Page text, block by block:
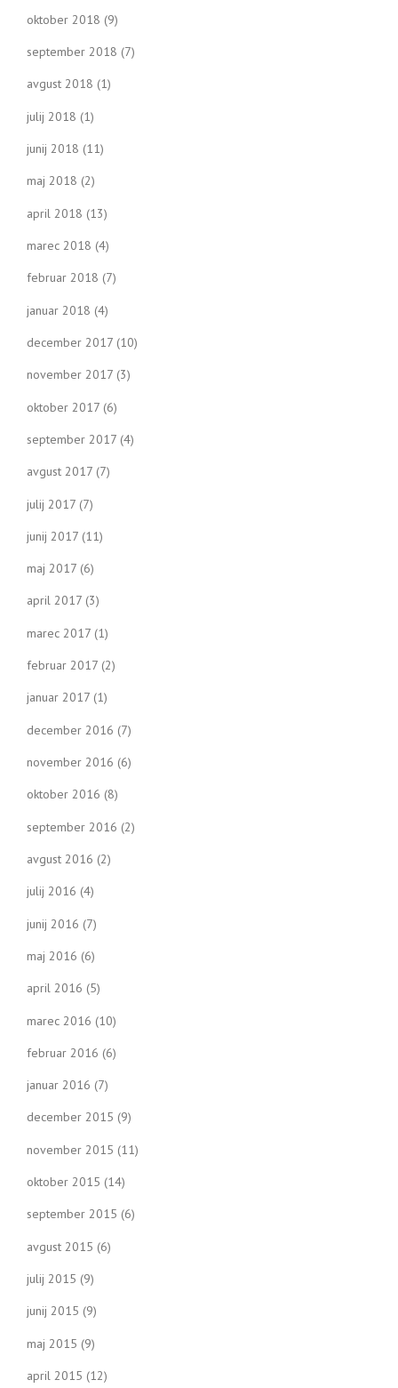
oktober 2018 (9)
september 2018 (7)
avgust 2018 (1)
julij 2018 (1)
junij 2018 (11)
maj 2018 (2)
april 2018 (13)
marec 2018 (4)
februar 2018 (7)
januar 2018 (4)
december 2017 (10)
november 2017 (3)
oktober 2017 (6)
september 2017 (4)
avgust 2017 (7)
julij 2017 (7)
junij 2017 (11)
maj 2017 (6)
april 2017 (3)
marec 2017 (1)
februar 2017 (2)
januar 2017 (1)
december 2016 (7)
november 2016 (6)
oktober 2016 (8)
september 2016 (2)
avgust 2016 (2)
julij 2016 (4)
junij 2016 (7)
maj 2016 (6)
april 2016 (5)
marec 2016 (10)
februar 2016 (6)
januar 2016 (7)
december 2015 (9)
november 2015 (11)
oktober 2015 (14)
september 2015 (6)
avgust 2015 (6)
julij 2015 (9)
junij 2015 (9)
maj 2015 (9)
april 2015 (12)